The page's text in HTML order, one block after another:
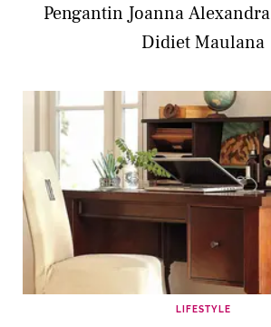
Pengantin Joanna
Didiet Maulana
LIFESTYLE